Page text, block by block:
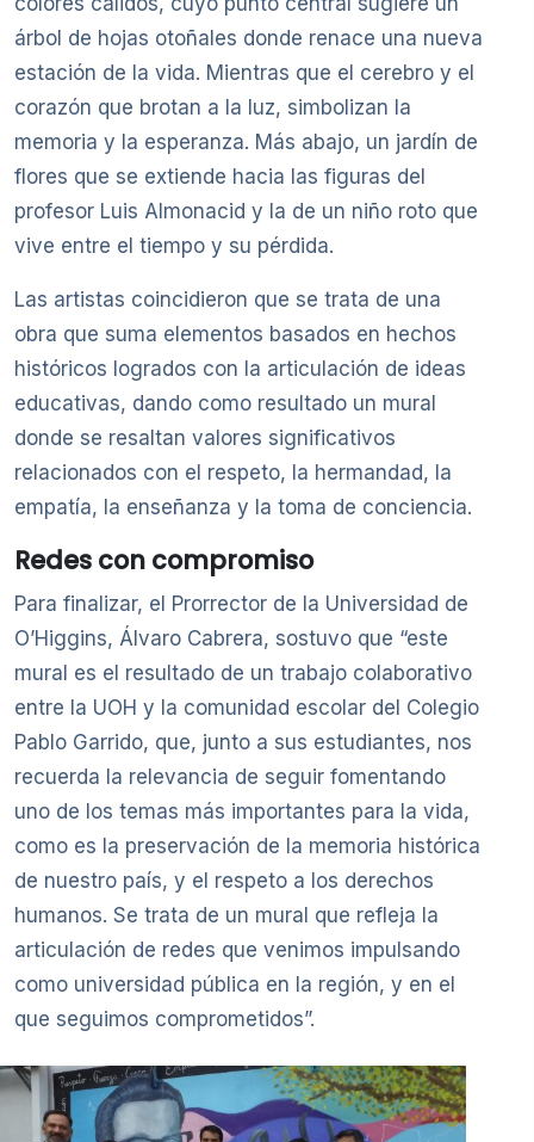
árbol de hojas otoñales donde renace una nueva
estación de la vida. Mientras que el cerebro y el
corazón que brotan a la luz, simbolizan la
memoria y la esperanza. Más abajo, un jardín de
flores que se extiende hacia las figuras del
profesor Luis Almonacid y la de un niño roto que
vive entre el tiempo y su pérdida.
Las artistas coincidieron que se trata de una
obra que suma elementos basados en hechos
históricos logrados con la articulación de ideas
educativas, dando como resultado un mural
donde se resaltan valores significativos
relacionados con el respeto, la hermandad, la
empatía, la enseñanza y la toma de conciencia.
Redes con compromiso
Para finalizar, el Prorrector de la Universidad de
O’Higgins, Álvaro Cabrera, sostuvo que “este
mural es el resultado de un trabajo colaborativo
entre la UOH y la comunidad escolar del Colegio
Pablo Garrido, que, junto a sus estudiantes, nos
recuerda la relevancia de seguir fomentando
uno de los temas más importantes para la vida,
como es la preservación de la memoria histórica
de nuestro país, y el respeto a los derechos
humanos. Se trata de un mural que refleja la
articulación de redes que venimos impulsando
como universidad pública en la región, y en el
que seguimos comprometidos”.